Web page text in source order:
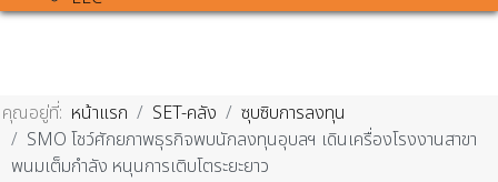
คุณอยู่ที่: หน้าแรก SET-คลัง
ซุบซิบการลงทุน
SMO โชว์ศักยภาพธุรกิจพบนักลงทุนอุบลฯ เดินเครื่องโรงงานสาขา
พนมเต็มกำลัง หนุนการเติบโตระยะยาว